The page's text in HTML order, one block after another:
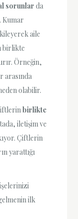
sorunlar da
Kumar
aile
birlikte
Örneğin,
arasında
olabilir.
birlikte
iletişim ve
Çiftlerin
yarattığı
ilk